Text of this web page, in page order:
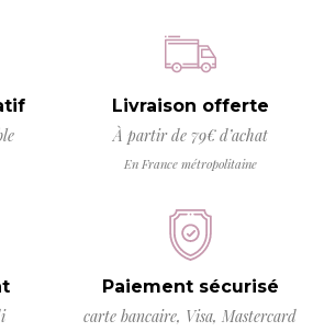
Livraison offerte
À partir de 79€ d’achat
En France métropolitaine
Paiement sécurisé
carte bancaire, Visa, Mastercard